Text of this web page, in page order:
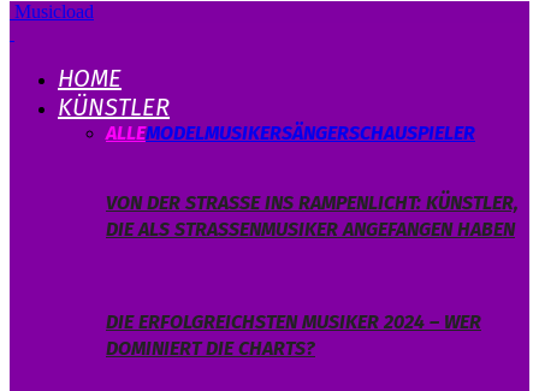
Musicload
HOME
KÜNSTLER
ALLEMODELMUSIKERSÄNGERSCHAUSPIELER
VON DER STRASSE INS RAMPENLICHT: KÜNSTLER, D
IE ALS STRASSENMUSIKER ANGEFANGEN HABEN
DIE ERFOLGREICHSTEN MUSIKER 2024 – WER
DOMINIERT DIE CHARTS?